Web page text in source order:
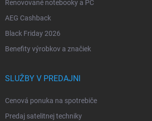
Renovované notebooky a PC
AEG Cashback
Black Friday 2026
Benefity výrobkov a značiek
SLUŽBY V PREDAJNI
Cenová ponuka na spotrebiče
Predaj satelitnej techniky